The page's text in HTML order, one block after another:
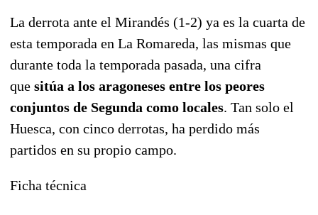
La derrota ante el Mirandés (1-2) ya es la cuarta de
esta temporada en La Romareda, las mismas que
durante toda la temporada pasada, una cifra
que sitúa a los aragoneses entre los peores
conjuntos de Segunda como locales. Tan solo el
Huesca, con cinco derrotas, ha perdido más
partidos en su propio campo.
Ficha técnica